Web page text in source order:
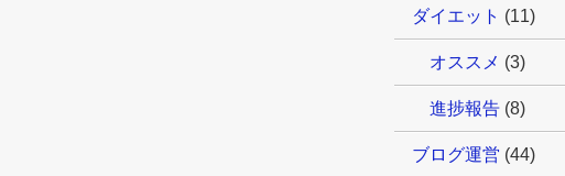
ダイエット (11)
オススメ (3)
進捗報告 (8)
ブログ運営 (44)